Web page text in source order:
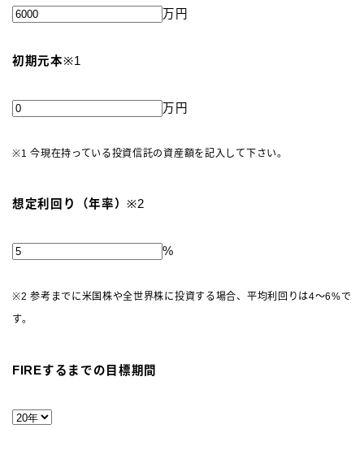
万円
初期元本※1
万円
※1 今現在持っている投資信託の資産額を記入して下さい。
想定利回り（年率）※2
%
※2 参考までに米国株や全世界株に投資する場合、平均利回りは4～6%で
す。
FIREするまでの目標期間